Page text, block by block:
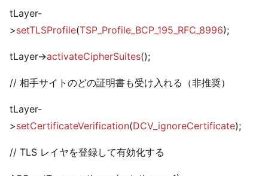
tLayer-
>setTLSProfile(TSP_Profile_BCP_195_RFC_8996);
tLayer->activateCipherSuites();
// 相手サイトのどの証明書も受け入れる（非推奨）
tLayer-
>setCertificateVerification(DCV_ignoreCertificate);
// TLS レイヤを登録して有効化する